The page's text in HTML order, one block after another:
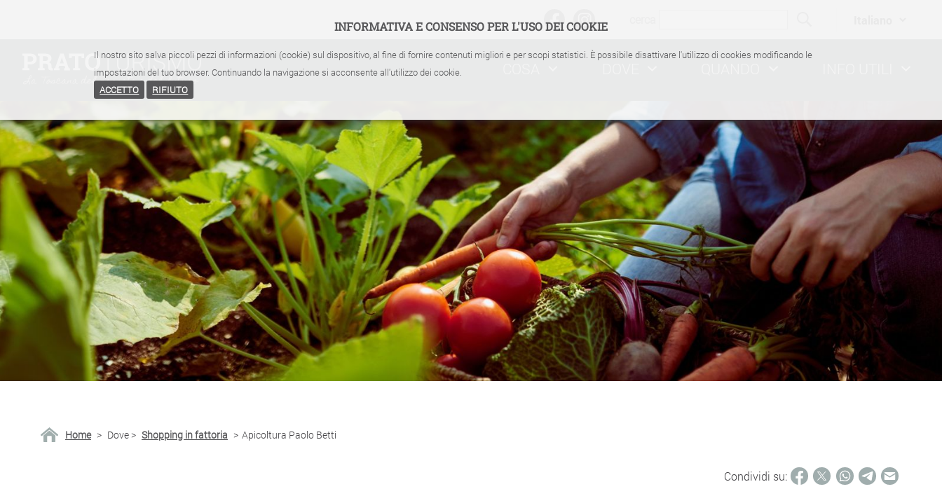
INFORMATIVA E CONSENSO PER L'USO DEI COOKIE
Il nostro sito salva piccoli pezzi di informazioni (cookie) sul dispositivo, al fine di fornire contenuti migliori e per scopi statistici. È possibile disattivare l'utilizzo di cookies modificando le
impostazioni del tuo browser. Continuando la navigazione si acconsente all'utilizzo dei cookie.
ACCETTO
RIFIUTO
Home > Dove > Shopping in fattoria > Apicoltura Paolo Betti
Condividi su: